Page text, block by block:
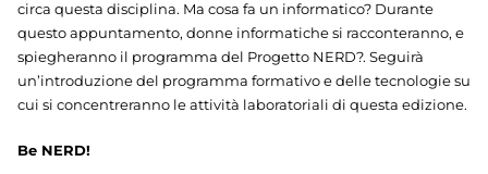
circa questa disciplina. Ma cosa fa un informatico? Durante
questo appuntamento, donne informatiche si racconteranno, e
spiegheranno il programma del Progetto NERD?. Seguirà
un’introduzione del programma formativo e delle tecnologie su
cui si concentreranno le attività laboratoriali di questa edizione.
Be NERD!